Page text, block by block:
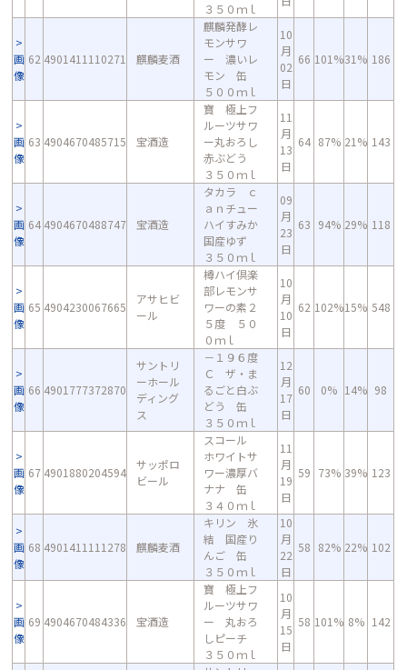
３５０ｍｌ
画
像
62 4901411110271 麒麟麦酒
麒麟発酵レ
モンサワ
ー 濃いレ
モン 缶
５００ｍｌ
10
月
02
日
66 101%31% 186
画
像
63 4904670485715 宝酒造
寶 極上フ
ルーツサワ
ー丸おろし
赤ぶどう
３５０ｍｌ
11
月
13
日
64 87% 21% 143
画
像
64 4904670488747 宝酒造
タカラ ｃ
ａｎチュー
ハイすみか
国産ゆず
３５０ｍｌ
09
月
23
日
63 94% 29% 118
画
像
65 4904230067665
アサヒビ
ール
樽ハイ倶楽
部レモンサ
ワーの素２
５度 ５０
０ｍｌ
10
月
10
日
62 102%15% 548
画
像
66 4901777372870
サントリ
ーホール
ディング
ス
－１９６度
Ｃ ザ・ま
るごと白ぶ
どう 缶
３５０ｍｌ
12
月
17
日
60 0% 14% 98
画
像
67 4901880204594
サッポロ
ビール
スコール
ホワイトサ
ワー濃厚バ
ナナ 缶
３４０ｍｌ
11
月
19
日
59 73% 39% 123
画
像
68 4901411111278 麒麟麦酒
キリン 氷
結 国産り
んご 缶
３５０ｍｌ
10
月
22
日
58 82% 22% 102
画
像
69 4904670484336 宝酒造
寶 極上フ
ルーツサワ
ー 丸おろ
しピーチ
３５０ｍｌ
10
月
15
日
58 101% 8% 142